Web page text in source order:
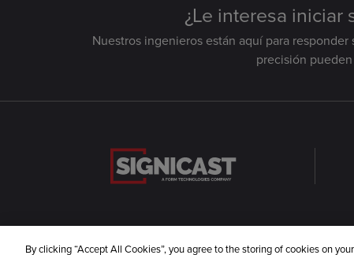
¿Le interesa
Nuestros ingenieros están aquí para
precisión
By clicking “Accept All Cookies”, you agree to the storing of cookies on